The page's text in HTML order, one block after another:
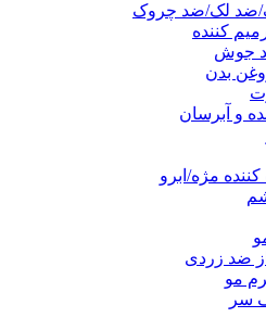
ضد لک/ضد چروک
کننده
جوش
بدن
و آبرسان
مژه/ابرو
ضد زردی
مو
سر